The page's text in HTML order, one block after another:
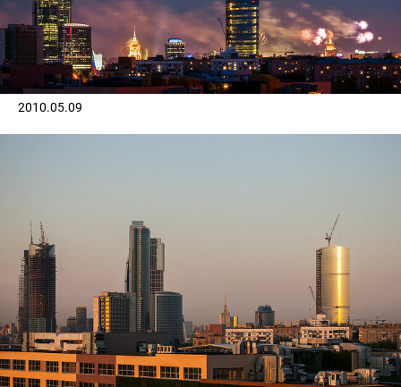
2010.05.09